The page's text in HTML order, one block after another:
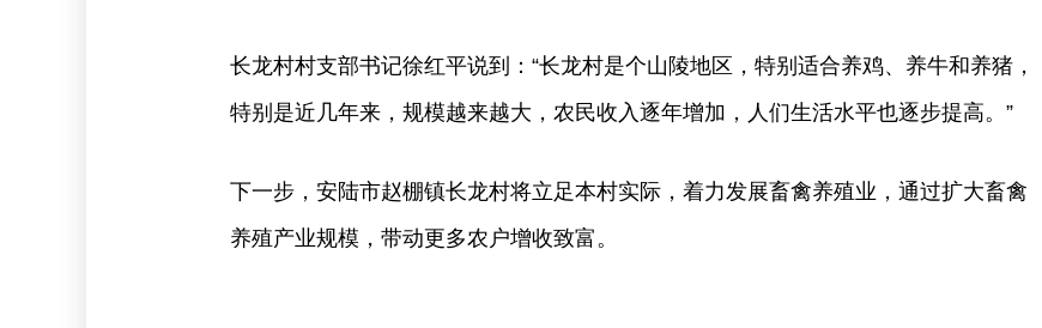
长龙村村支部书记徐红平说到：“长龙村是个山陵地区，特别适合养鸡、养牛和养猪，
特别是近几年来，规模越来越大，农民收入逐年增加，人们生活水平也逐步提高。”
下一步，安陆市赵棚镇长龙村将立足本村实际，着力发展畜禽养殖业，通过扩大畜禽
养殖产业规模，带动更多农户增收致富。